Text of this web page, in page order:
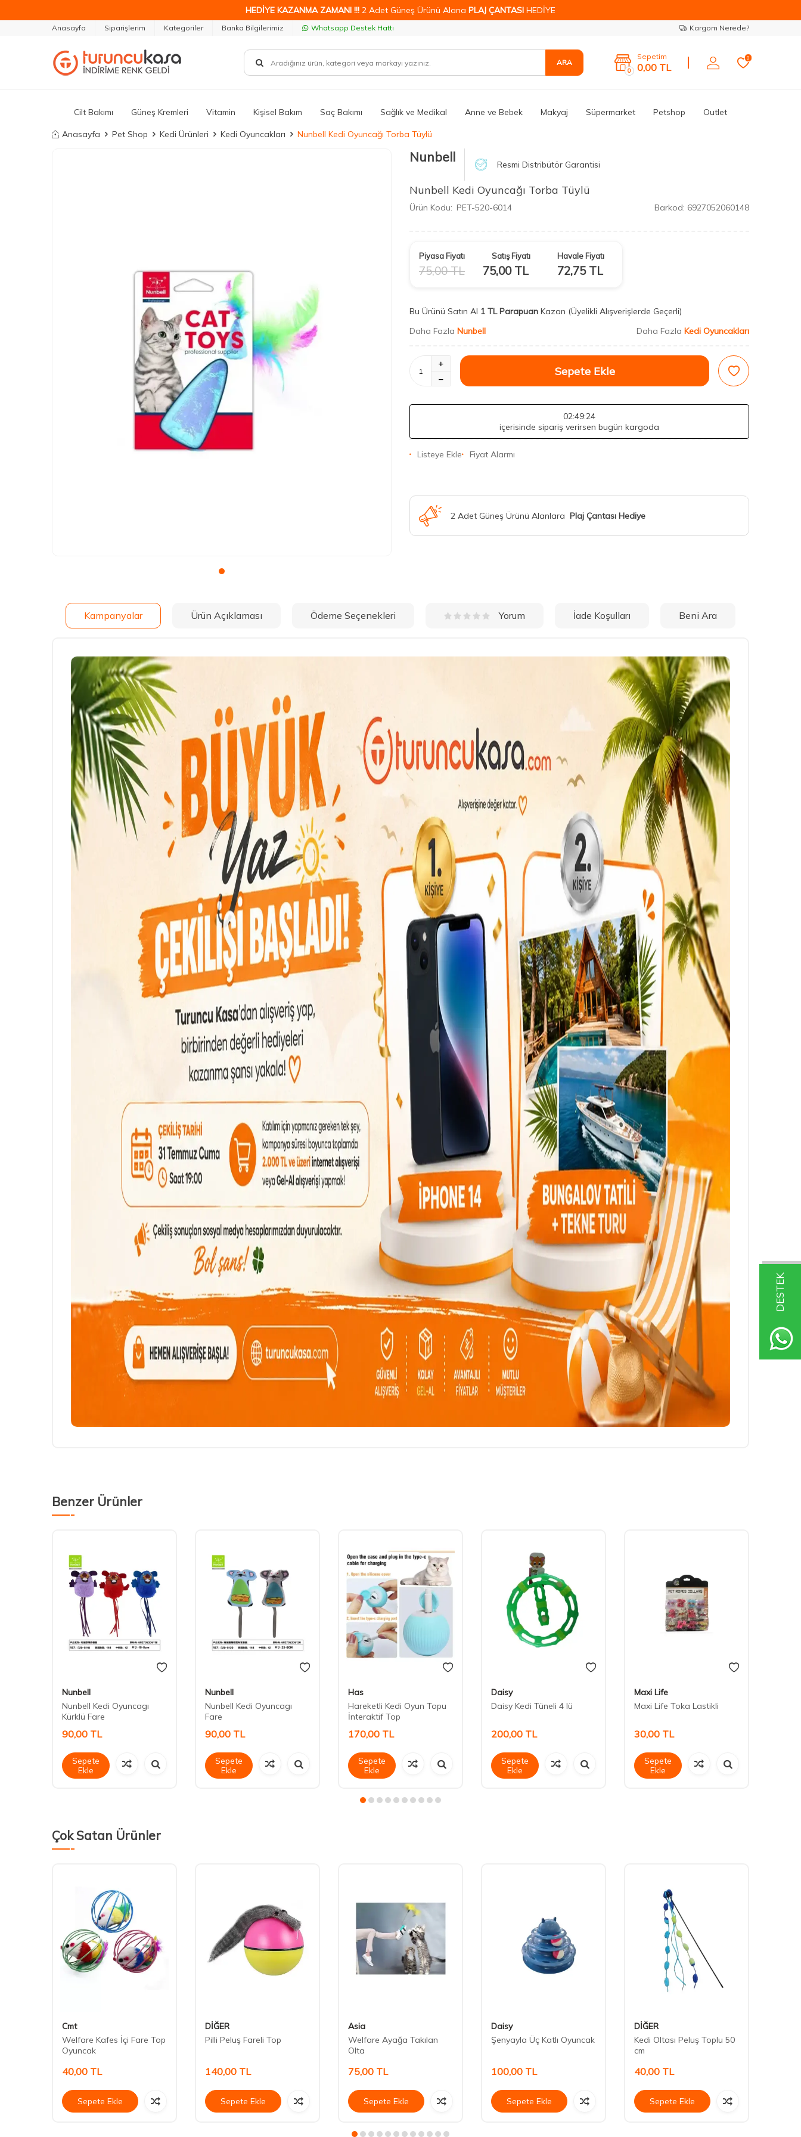
DESTEK
HEDİYE KAZANMA ZAMANI !!! 2 Adet Güneş Ürünü Alana PLAJ ÇANTASI HEDİYE
Anasayfa Siparişlerim Kategoriler Banka Bilgilerimiz Whatsapp Destek Hattı Kargom Nerede?
ARA
0
Sepetim
0,00 TL
0
Cilt Bakımı Güneş Kremleri Vitamin Kişisel Bakım Saç Bakımı Sağlık ve Medikal Anne ve Bebek Makyaj Süpermarket Petshop Outlet
Anasayfa Pet Shop Kedi Ürünleri Kedi Oyuncakları Nunbell Kedi Oyuncağı Torba Tüylü
Nunbell Resmi Distribütör Garantisi
Nunbell Kedi Oyuncağı Torba Tüylü
Ürün Kodu: PET-520-6014 Barkod: 6927052060148
Piyasa Fiyatı
75,00TL
Satış Fiyatı
75,00TL
Havale Fiyatı
72,75TL
Bu Ürünü Satın Al 1 TL Parapuan Kazan (Üyelikli Alışverişlerde Geçerli)
Daha Fazla Nunbell Daha Fazla Kedi Oyuncakları
Sepete Ekle
02:49:22
içerisinde sipariş verirsen bugün kargoda
Listeye Ekle Fiyat Alarmı
2 Adet Güneş Ürünü Alanlara Plaj Çantası Hediye
Kampanyalar Ürün Açıklaması Ödeme Seçenekleri Yorum İade Koşulları Beni Ara
Benzer Ürünler
Nunbell
Nunbell Kedi Oyuncagı
Kürklü Fare
90,00 TL
Sepete
Ekle
Nunbell
Nunbell Kedi Oyuncagı
Fare
90,00 TL
Sepete
Ekle
Has
Hareketli Kedi Oyun Topu
İnteraktif Top
170,00 TL
Sepete
Ekle
Daisy
Daisy Kedi Tüneli 4 lü
200,00 TL
Sepete
Ekle
Maxi Life
Maxi Life Toka Lastikli
30,00 TL
Sepete
Ekle
Çok Satan Ürünler
Cmt
Welfare Kafes İçi Fare Top
Oyuncak
40,00 TL
Sepete Ekle
DİĞER
Pilli Peluş Fareli Top
140,00 TL
Sepete Ekle
Asia
Welfare Ayağa Takılan
Olta
75,00 TL
Sepete Ekle
Daisy
Şenyayla Üç Katlı Oyuncak
100,00 TL
Sepete Ekle
DİĞER
Kedi Oltası Peluş Toplu 50
cm
40,00 TL
Sepete Ekle